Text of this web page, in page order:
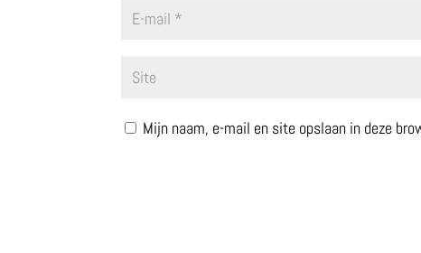
Mijn naam, e-mail en site opslaan in deze